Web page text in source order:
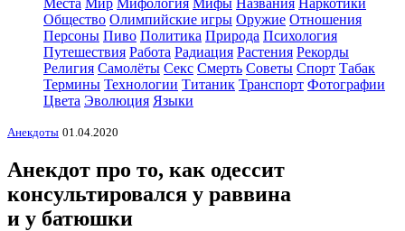
Места Мир Мифология Мифы Названия Наркотики
Общество Олимпийские игры Оружие Отношения
Персоны Пиво Политика Природа Психология
Путешествия Работа Радиация Растения Рекорды
Религия Самолёты Секс Смерть Советы Спорт Табак
Термины Технологии Титаник Транспорт Фотографии
Цвета Эволюция Языки
Анекдоты 01.04.2020
Анекдот про то, как одессит
консультировался у раввина
и у батюшки